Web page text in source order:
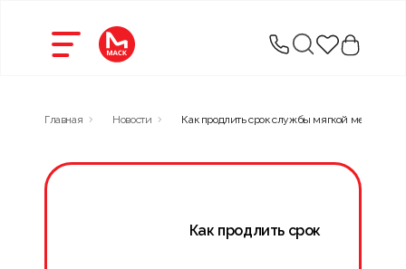
Главная Новости Как продлить срок службы мягкой мебели —
Как продлить срок